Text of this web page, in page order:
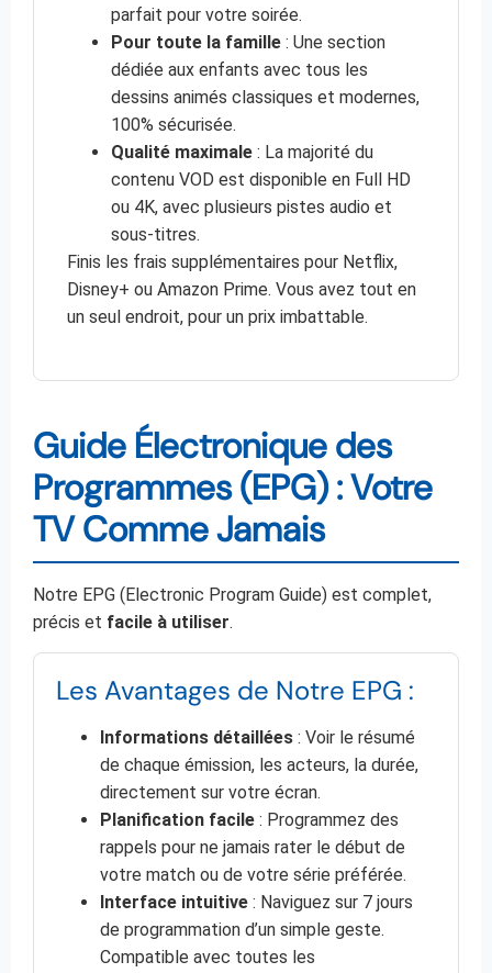
parfait pour votre soirée.
Pour toute la famille : Une section
dédiée aux enfants avec tous les
dessins animés classiques et modernes,
100% sécurisée.
Qualité maximale : La majorité du
contenu VOD est disponible en Full HD
ou 4K, avec plusieurs pistes audio et
sous-titres.
Finis les frais supplémentaires pour Netflix,
Disney+ ou Amazon Prime. Vous avez tout en
un seul endroit, pour un prix imbattable.
Guide Électronique des
Programmes (EPG) : Votre
TV Comme Jamais
Notre EPG (Electronic Program Guide) est complet,
précis et facile à utiliser.
Les Avantages de Notre EPG :
Informations détaillées : Voir le résumé
de chaque émission, les acteurs, la durée,
directement sur votre écran.
Planification facile : Programmez des
rappels pour ne jamais rater le début de
votre match ou de votre série préférée.
Interface intuitive : Naviguez sur 7 jours
de programmation d’un simple geste.
Compatible avec toutes les